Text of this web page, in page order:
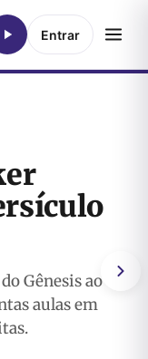
Entrar
para
dias
traduzido.
sobre Israel,